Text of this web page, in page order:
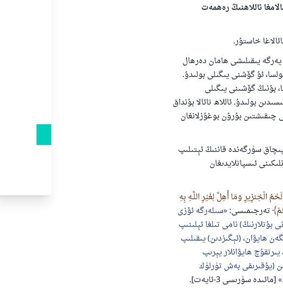
ئاللاھنىڭ رەھمەت
خاستۇر.
يەرگە يىقىلىشى ھامان دەرھال
ئۇ گۆشنى يىگىلى بولىدۇ.
بۇنىڭ گۆشىنى يىگىلى
بولىدۇ. ئاللاھ تائالا بۇنداق
چىقىشتىن بۇرۇن بوغۇزلانغان
سۈرگەندە قاننىڭ ئېتىلىپ
ئىسپاتلايدىغان
الْخِنزِيرِ وَمَا أُهِلَّ لِغَيْرِ اللَّـهِ بِهِ
تەرجىمىسى: سىلەرگە ئۆزى
نامى تىلغا ئېلىنىپ
ھايۋان، (ئېگىزدىن) يىقىلىپ
ھايۋانلار يېرىپ
(يۇقىرىقى بەش تۈرلۈك
[مائىدە سۈرىسى 3-ئايەت].
ئائىلىنى
قىلىڭ
ئېرىشىدۇ